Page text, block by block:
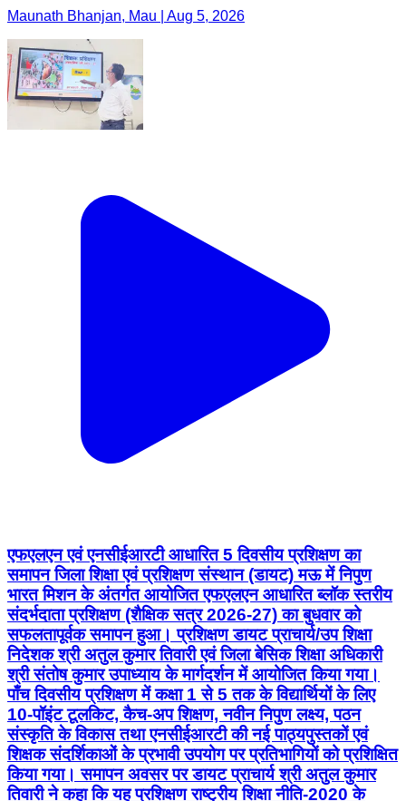
Maunath Bhanjan, Mau | Aug 5, 2026
एफएलएन एवं एनसीईआरटी आधारित 5 दिवसीय प्रशिक्षण का
समापन जिला शिक्षा एवं प्रशिक्षण संस्थान (डायट) मऊ में निपुण
भारत मिशन के अंतर्गत आयोजित एफएलएन आधारित ब्लॉक स्तरीय
संदर्भदाता प्रशिक्षण (शैक्षिक सत्र 2026-27) का बुधवार को
सफलतापूर्वक समापन हुआ। प्रशिक्षण डायट प्राचार्य/उप शिक्षा
निदेशक श्री अतुल कुमार तिवारी एवं जिला बेसिक शिक्षा अधिकारी
श्री संतोष कुमार उपाध्याय के मार्गदर्शन में आयोजित किया गया।
पाँच दिवसीय प्रशिक्षण में कक्षा 1 से 5 तक के विद्यार्थियों के लिए
10-पॉइंट टूलकिट, कैच-अप शिक्षण, नवीन निपुण लक्ष्य, पठन
संस्कृति के विकास तथा एनसीईआरटी की नई पाठ्यपुस्तकों एवं
शिक्षक संदर्शिकाओं के प्रभावी उपयोग पर प्रतिभागियों को प्रशिक्षित
किया गया। समापन अवसर पर डायट प्राचार्य श्री अतुल कुमार
तिवारी ने कहा कि यह प्रशिक्षण राष्ट्रीय शिक्षा नीति-2020 के